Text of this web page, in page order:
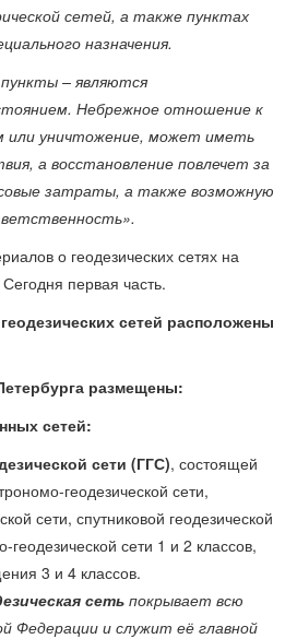
сетей, а также пунктах
назначения.
– являются
Небрежное отношение к
или уничтожение, может иметь
а восстановление повлечет за
затраты, а также возможную
о геодезических сетях на
первая часть.
сетей расположены
размещены:
сетей:
сети (ГГС), состоящей
геодезической сети,
сети, спутниковой геодезической
геодезической сети 1 и 2 классов,
3 и 4 классов.
сеть покрывает всю
Федерации и служит её главной